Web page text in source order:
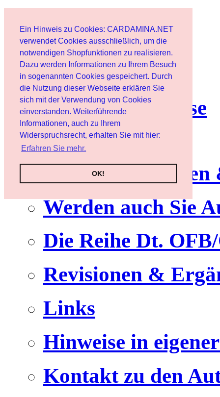
Ein Hinweis zu Cookies: CARDAMINA.NET
verwendet Cookies ausschließlich, um die
notwendigen Shopfunktionen zu realisieren.
Dazu werden Informationen zu Ihrem Besuch
in sogenannten Cookies gespeichert. Durch
die Nutzung dieser Webseite erklären Sie
sich mit der Verwendung von Cookies
einverstanden. Weiterführende
Informationen, auch zu Ihrem
Widerspruchsrecht, erhalten Sie mit hier:
Erfahren Sie mehr.
OK!
User
Newsletter
Nutzungshinweise
Service
Werden auch Sie
Die Reihe Dt.
Revisionen &
Links
Hinweise in
Kontakt zu den